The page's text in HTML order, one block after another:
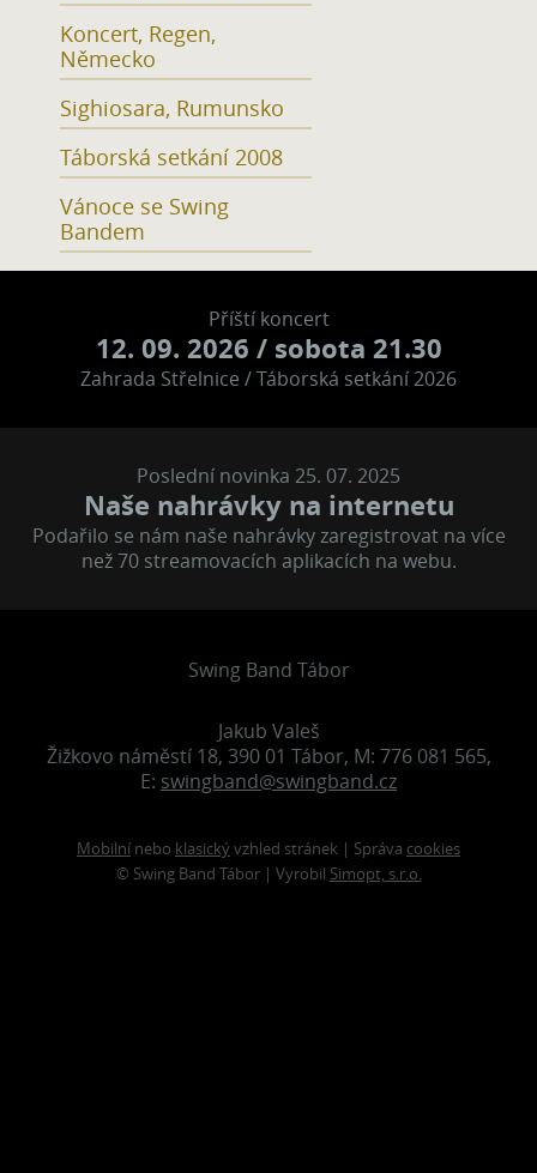
Koncert, Regen,
Německo
Sighiosara, Rumunsko
Táborská setkání 2008
Vánoce se Swing
Bandem
Příští koncert
12. 09. 2026 / sobota 21.30
Zahrada Střelnice / Táborská setkání 2026
Poslední novinka 25. 07. 2025
Naše nahrávky na internetu
Podařilo se nám naše nahrávky zaregistrovat na více
než 70 streamovacích aplikacích na webu.
Swing Band Tábor
Jakub Valeš
Žižkovo náměstí 18, 390 01 Tábor, M: 776 081 565,
E: swingband@swingband.cz
Mobilní nebo klasickývzhled stránek | Správa cookies
© Swing Band Tábor | Vyrobil Simopt, s.r.o.